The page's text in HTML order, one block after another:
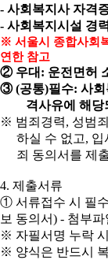
- 사회복지사 자격
- 사회복지시설 경
※ 서울시 종합사회
연한 참고
② 우대 : 운전면허
③(공통)필수: 사회
격사유에 해당
※ 범죄경력, 성범
하실 수 없고, 입
죄 동의서를 제
4. 제출서류
① 서류접수 시 필수
보 동의서) - 첨부파
※ 자필서명 누락
※ 양식은 반드시